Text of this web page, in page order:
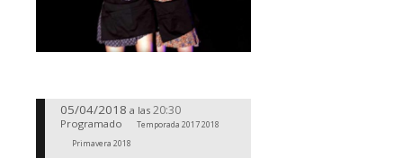
05/04/2018 a las 20:30
Programado
Temporada 2017 2018
Primavera 2018